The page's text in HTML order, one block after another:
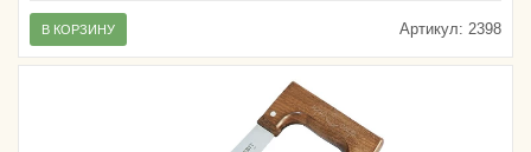
Артикул: 2398
В КОРЗИНУ